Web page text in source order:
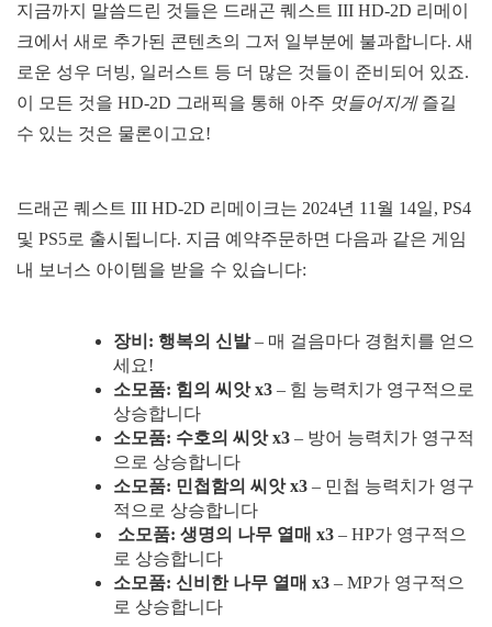
지금까지 말씀드린 것들은 드래곤 퀘스트 III HD-2D 리메이
크에서 새로 추가된 콘텐츠의 그저 일부분에 불과합니다. 새
로운 성우 더빙, 일러스트 등 더 많은 것들이 준비되어 있죠.
이 모든 것을 HD-2D 그래픽을 통해 아주 멋들어지게즐길
수 있는 것은 물론이고요!
드래곤 퀘스트 III HD-2D 리메이크는 2024년 11월 14일, PS4
및 PS5로 출시됩니다. 지금 예약주문하면 다음과 같은 게임
내 보너스 아이템을 받을 수 있습니다:
장비: 행복의 신발– 매 걸음마다 경험치를 얻으
세요!
소모품: 힘의 씨앗 x3 – 힘 능력치가 영구적으로
상승합니다
소모품: 수호의 씨앗 x3 – 방어 능력치가 영구적
으로 상승합니다
소모품: 민첩함의 씨앗 x3 – 민첩 능력치가 영구
적으로 상승합니다
소모품: 생명의 나무 열매 x3 – HP가 영구적으
로 상승합니다
소모품: 신비한 나무 열매 x3 – MP가 영구적으
로 상승합니다